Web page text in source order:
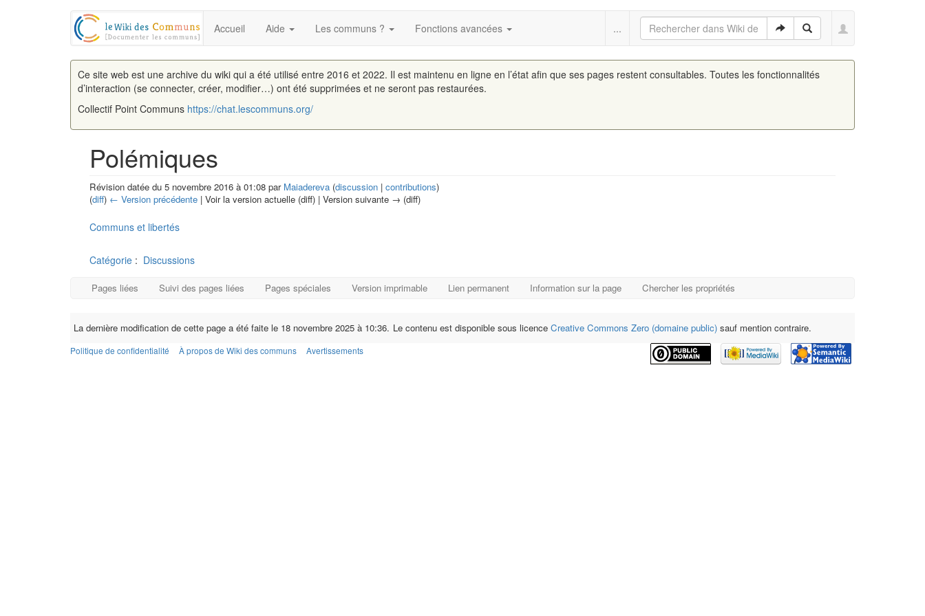
Accueil Aide Les communs ? Fonctions avancées ...
Ce site web est une archive du wiki qui a été utilisé entre 2016 et 2022. Il est maintenu en ligne en l’état afin que ses pages restent consultables. Toutes les fonctionnalités
d’interaction (se connecter, créer, modifier…) ont été supprimées et ne seront pas restaurées.
Collectif Point Communs https://chat.lescommuns.org/
Polémiques
Révision datée du 5 novembre 2016 à 01:08 par Maiadereva (discussion | contributions)
(diff) ← Version précédente | Voir la version actuelle (diff) | Version suivante → (diff)
Communs et libertés
Catégorie : Discussions
Pages liées Suivi des pages liées Pages spéciales Version imprimable Lien permanent Information sur la page Chercher les propriétés
La dernière modification de cette page a été faite le 18 novembre 2025 à 10:36. Le contenu est disponible sous licence Creative Commons Zero (domaine public) sauf mention contraire.
Politique de confidentialité À propos de Wiki des communs Avertissements